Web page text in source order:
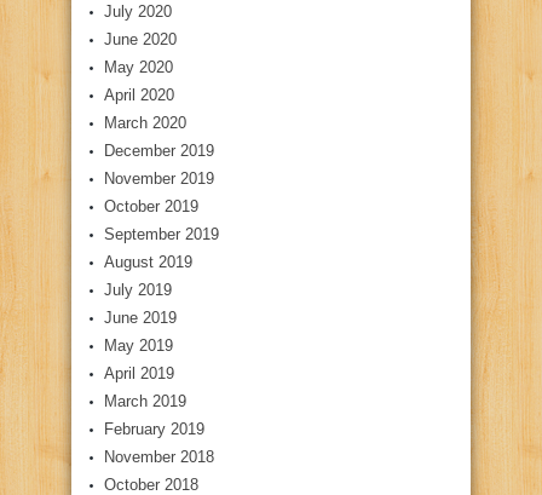
July 2020
June 2020
May 2020
April 2020
March 2020
December 2019
November 2019
October 2019
September 2019
August 2019
July 2019
June 2019
May 2019
April 2019
March 2019
February 2019
November 2018
October 2018